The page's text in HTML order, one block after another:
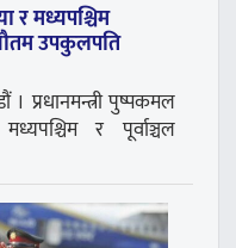
र मध्यपश्चिम
उपकुलपति
। प्रधानमन्त्री पुष्पकमल
र पूर्वाञ्चल